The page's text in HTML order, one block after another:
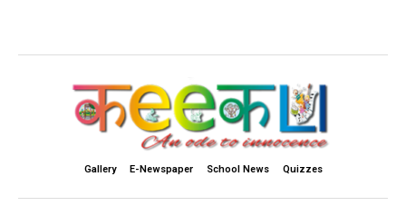
Gallery E-Newspaper School News Quizzes